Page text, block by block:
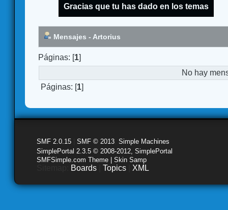
Gracias que tu has dado en los temas
Mensajes - Artorius
Páginas: [1]
No hay
Páginas: [1]
SMF 2.0.15 SMF © 2013 Simple Machines
SimplePortal 2.3.5 © 2008-2012, SimplePortal
SMFSimple.com Theme | Skin Samp
Boards Topics XML